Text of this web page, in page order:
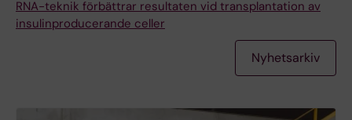
RNA-teknik förbättrar resultaten vid transplantation av
insulinproducerande celler
Nyhetsarkiv